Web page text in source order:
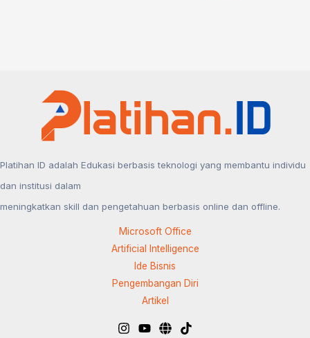
Platihan ID adalah Edukasi berbasis teknologi yang membantu individu
dan institusi dalam
meningkatkan skill dan pengetahuan berbasis online dan offline.
Microsoft Office
Artificial Intelligence
Ide Bisnis
Pengembangan Diri
Artikel